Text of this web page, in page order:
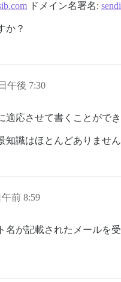
ドメイン名署名:
か？
午後 7:30
適応させて書くことがで
識はほとんどありませ
前 8:59
が記載されたメールを